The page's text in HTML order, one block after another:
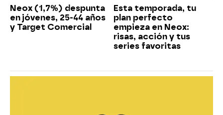
Neox (1,7%) despunta
en jóvenes, 25-44 años
y Target Comercial
Esta temporada, tu
plan perfecto
empieza en Neox:
risas, acción y tus
series favoritas